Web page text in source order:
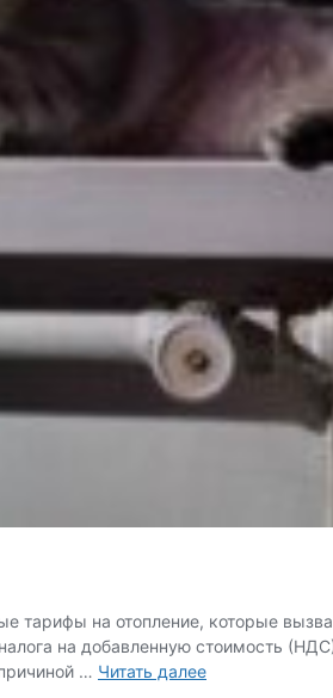
тарифы на отопление, которые
на добавленную стоимость
… Читать далееНа